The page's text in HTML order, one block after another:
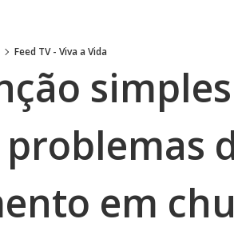
Feed TV - Viva a Vida
em